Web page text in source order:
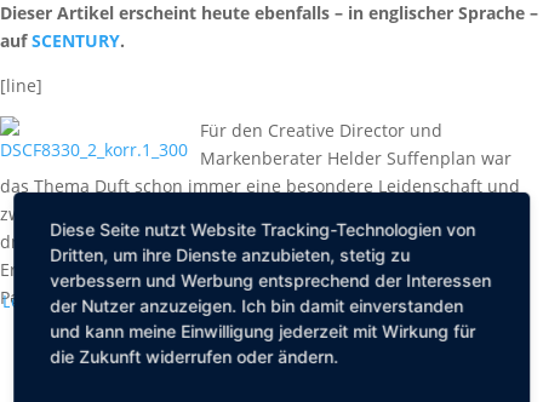
Dieser Artikel erscheint heute ebenfalls – in englischer Sprache –
aufSCENTURY.
[line]
Für den Creative Director und
Markenberater Helder Suffenplan war
das Thema Duft schon immer eine besondere Leidenschaft und
zwar nicht nur das Parfum selbst, sondern auch die Geschichten
drum herum, insbesondere die Verbindung von Geruch und
Erinnerung. 2013 gründete er SCENTURY, ein Online Magazin für
Perfume Storytelling.
Diese Seite nutzt Website Tracking-Technologien von
Dritten, um ihre Dienste anzubieten, stetig zu
verbessern und Werbung entsprechend der Interessen
der Nutzer anzuzeigen. Ich bin damit einverstanden
und kann meine Einwilligung jederzeit mit Wirkung für
die Zukunft widerrufen oder ändern.